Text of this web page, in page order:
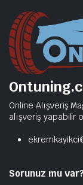
Online Alışveriş
alışveriş yapabilir
Sorunuz mu var?